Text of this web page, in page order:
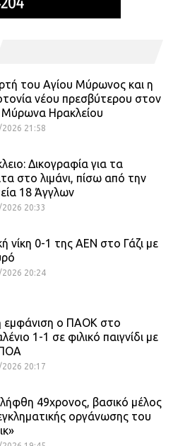
του Αγίου Μύρωνος και η
νέου πρεσβύτερου στον
Μύρωνα Ηρακλείου
21:58
Δικογραφία για τα
στο λιμάνι, πίσω από την
18 Άγγλων
20:33
νίκη 0-1 της ΑΕΝ στο Γάζι με
20:24
εμφάνιση ο ΠΑΟΚ στο
1-1 σε φιλικό παιγνίδι με
20:17
49χρονος, βασικό μέλος
οργάνωσης του